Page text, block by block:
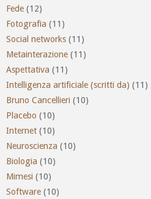
Fede (12)
Fotografia (11)
Social networks (11)
Metainterazione (11)
Aspettativa (11)
Intelligenza artificiale (scritti da) (11)
Bruno Cancellieri (10)
Placebo (10)
Internet (10)
Neuroscienza (10)
Biologia (10)
Mimesi (10)
Software (10)